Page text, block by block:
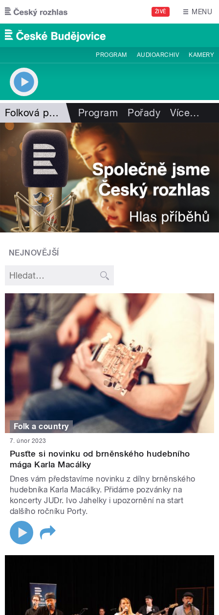
Přejít k hlavnímu obsahu
ŽIVĚ MENU
PROGRAM AUDIOARCHIV KAMERY
Folková pohlazení Program Pořady Více…
NEJNOVĚJŠÍ
Folk a country
7. únor 2023
Pusťte si novinku od brněnského hudebního
mága Karla Macálky
Dnes vám představíme novinku z dílny brněnského
hudebníka Karla Macálky. Přidáme pozvánky na
koncerty JUDr. Ivo Jahelky i upozornění na start
dalšího ročníku Porty.